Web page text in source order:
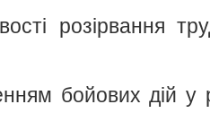
розірвання
бойових дій